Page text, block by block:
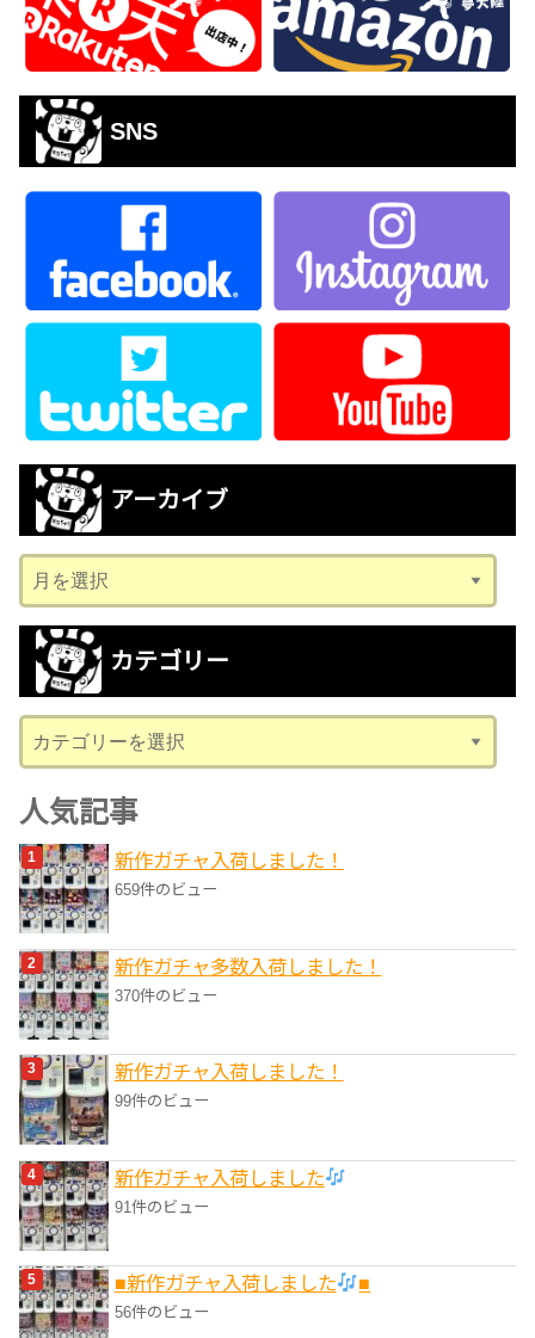
SNS
アーカイブ
ー
カ
ブ
カテゴリー
テ
ゴ
リ
ー
人気記事
新作ガチャ入荷しました！
659件のビュー
新作ガチャ多数入荷しました！
370件のビュー
新作ガチャ入荷しました！
99件のビュー
新作ガチャ入荷しました
91件のビュー
■新作ガチャ入荷しました ■
56件のビュー